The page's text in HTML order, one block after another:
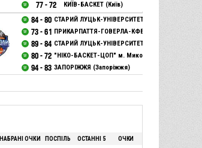
77 - 72 КИЇВ-БАСКЕТ (Київ)
84 - 80 СТАРИЙ ЛУЦЬК-УНІВЕРСИТЕТ (Луцьк)
73 - 61 ПРИКАРПАТТЯ-ГОВЕРЛА-КФВ (Івано-
89 - 84 СТАРИЙ ЛУЦЬК-УНІВЕРСИТЕТ (Луцьк)
80 - 72 "НІКО-БАСКЕТ-ЦОП" м. Миколаїв
94 - 83 ЗАПОРІЖЖЯ (Запоріжжя)
НАБРАНІ ОЧКИ ПОСПІЛЬ ОСТАННІ 5 ОЧКИ